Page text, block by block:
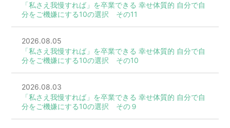
「私さえ我慢すれば」を卒業できる 幸せ体質的 自分で自
分をご機嫌にする10の選択 その11
2026.08.05
「私さえ我慢すれば」を卒業できる 幸せ体質的 自分で自
分をご機嫌にする10の選択 その10
2026.08.03
「私さえ我慢すれば」を卒業できる 幸せ体質的 自分で自
分をご機嫌にする10の選択 その９